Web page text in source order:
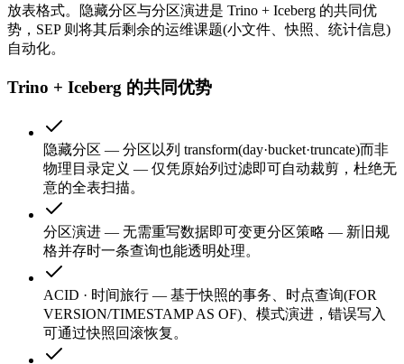
放表格式。隐藏分区与分区演进是 Trino + Iceberg 的共同优
势，SEP 则将其后剩余的运维课题(小文件、快照、统计信息)
自动化。
Trino + Iceberg 的共同优势
隐藏分区 — 分区以列 transform(day·bucket·truncate)而非
物理目录定义 — 仅凭原始列过滤即可自动裁剪，杜绝无
意的全表扫描。
分区演进 — 无需重写数据即可变更分区策略 — 新旧规
格并存时一条查询也能透明处理。
ACID · 时间旅行 — 基于快照的事务、时点查询(FOR
VERSION/TIMESTAMP AS OF)、模式演进，错误写入
可通过快照回滚恢复。